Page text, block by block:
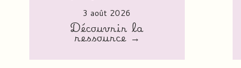
3 août 2026
Découvrir la
ressource →